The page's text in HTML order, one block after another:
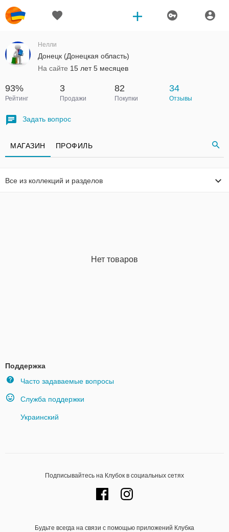
Нелли
Донецк (Донецкая область)
На сайте 15 лет 5 месяцев
93%
Рейтинг
3
Продажи
82
Покупки
34
Отзывы
Задать вопрос
МАГАЗИН ПРОФИЛЬ
Все из коллекций и разделов
Нет товаров
Поддержка
Часто задаваемые вопросы
Служба поддержки
Украинский
Подписывайтесь на Клубок в социальных сетях
Будьте всегда на связи с помощью приложений Клубка